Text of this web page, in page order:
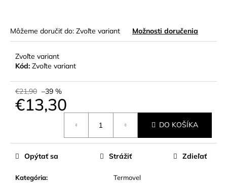
Môžeme doručiť do: Zvoľte variant Možnosti doručenia
Zvoľte variant
Kód: Zvoľte variant
€21,90 –39 %
€13,30
DO KOŠÍKA
Kategória:
Termovel
Opýtať sa Strážiť Zdieľať